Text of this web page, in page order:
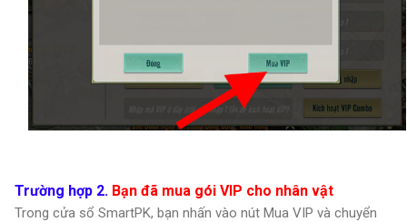
Trường hợp 2. Bạn đã mua gói VIP cho nhân vật
Trong cửa sổ SmartPK, bạn nhấn vào nút Mua VIP và chuyển